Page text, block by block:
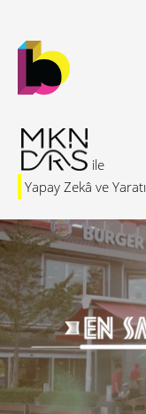
Yapay Zekâ ve